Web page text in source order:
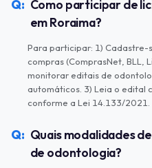
Como participar de
em Roraima?
Para participar: 1) Cadastre-
compras (ComprasNet, BLL,
monitorar editais de
automáticos. 3) Leia o edital
conforme a Lei 14.133/2021.
Quais modalidades
de odontologia?